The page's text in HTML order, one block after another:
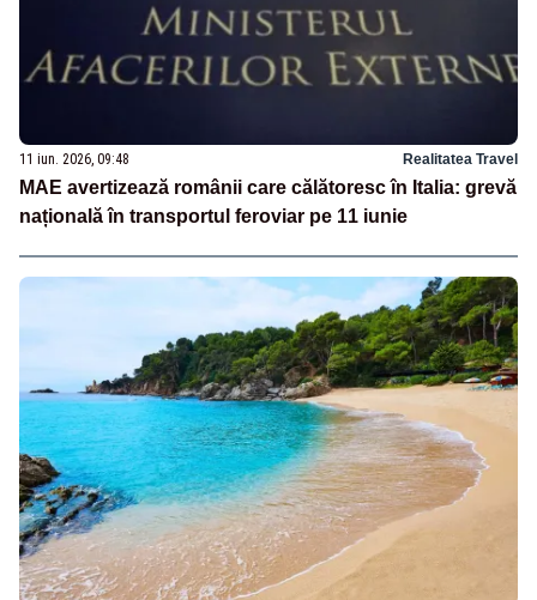
11 iun. 2026, 09:48 Realitatea Travel
MAE avertizează românii care călătoresc în Italia: grevă
națională în transportul feroviar pe 11 iunie